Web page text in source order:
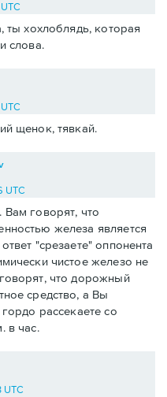
ты хохлоблядь, которая
слова.
щенок, тявкай.
UTC
говорят, что
железа является
"срезаете" оппонента
чистое железо не
что дорожный
средство, а Вы
рассекаете со
в час.
UTC